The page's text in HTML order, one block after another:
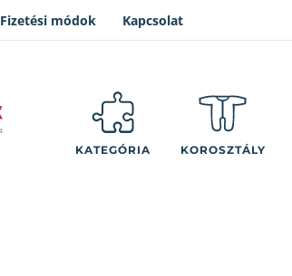
Fizetési módok Kapcsolat
KATEGÓRIA KOROSZTÁLY